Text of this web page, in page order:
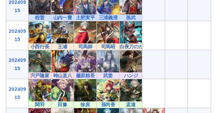
202409
15
程普
山内一豊 土肥実平 三浦義澄 孫武
202409
15
小西行長
王濬 司馬師 司馬昭 白夜刀のカンナ
202409
15
宍戸隆家
時山直八 藤原頼長 武姜 ハンジ
202409
15
関羽
田豫 徐庶 孫尚香 孟達